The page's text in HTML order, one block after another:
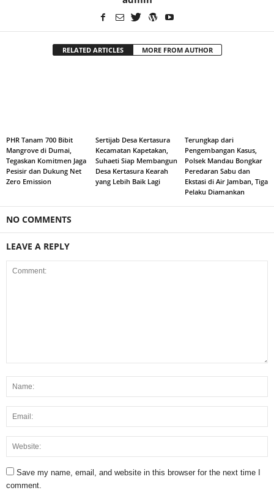
RELATED ARTICLES MORE FROM AUTHOR
PHR Tanam 700 Bibit
Mangrove di Dumai,
Tegaskan Komitmen Jaga
Pesisir dan Dukung Net
Zero Emission
Sertijab Desa Kertasura
Kecamatan Kapetakan,
Suhaeti Siap Membangun
Desa Kertasura Kearah
yang Lebih Baik Lagi
Terungkap dari
Pengembangan Kasus,
Polsek Mandau Bongkar
Peredaran Sabu dan
Ekstasi di Air Jamban, Tiga
Pelaku Diamankan
NO COMMENTS
LEAVE A REPLY
Save my name, email, and website in this browser for the next time I
comment.